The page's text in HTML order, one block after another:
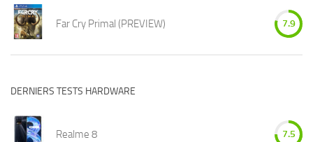
Far Cry Primal (PREVIEW) 7.9
DERNIERS TESTS HARDWARE
Realme 8 7.5